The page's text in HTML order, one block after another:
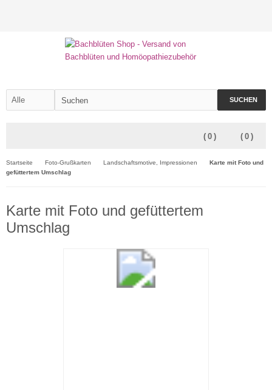
SUCHEN
( 0 )
( 0 )
Startseite Foto-Grußkarten Landschaftsmotive, Impressionen
Karte mit Foto und
gefüttertem Umschlag
Karte mit Foto und gefüttertem
Umschlag